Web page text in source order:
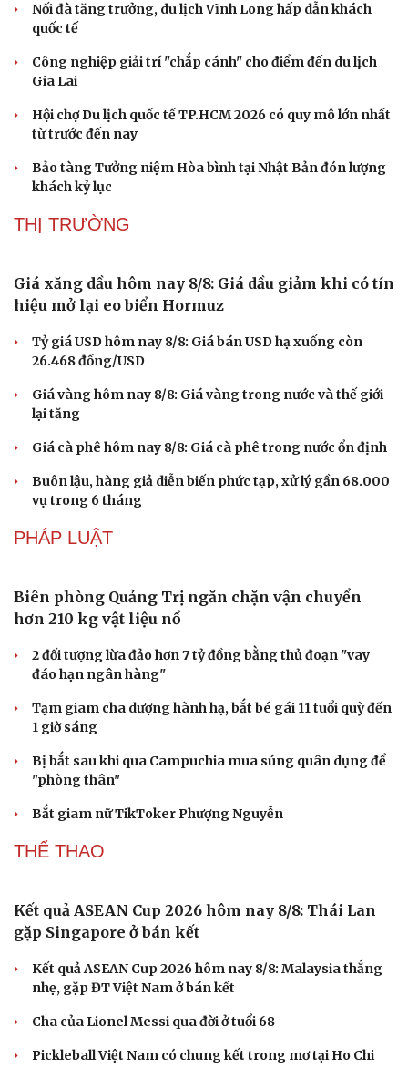
Sân khấu - Điện ảnh
Di sản
Nối đà tăng trưởng, du lịch Vĩnh Long hấp dẫn khách
quốc tế
Công nghiệp giải trí "chắp cánh" cho điểm đến du lịch
Gia Lai
Hội chợ Du lịch quốc tế TP.HCM 2026 có quy mô lớn nhất
từ trước đến nay
Bảo tàng Tưởng niệm Hòa bình tại Nhật Bản đón lượng
khách kỷ lục
THỊ TRƯỜNG
Giá xăng dầu hôm nay 8/8: Giá dầu giảm khi có tín
hiệu mở lại eo biển Hormuz
Tỷ giá USD hôm nay 8/8: Giá bán USD hạ xuống còn
26.468 đồng/USD
Giá vàng hôm nay 8/8: Giá vàng trong nước và thế giới
lại tăng
Giá cà phê hôm nay 8/8: Giá cà phê trong nước ổn định
Buôn lậu, hàng giả diễn biến phức tạp, xử lý gần 68.000
vụ trong 6 tháng
PHÁP LUẬT
Biên phòng Quảng Trị ngăn chặn vận chuyển
hơn 210 kg vật liệu nổ
2 đối tượng lừa đảo hơn 7 tỷ đồng bằng thủ đoạn "vay
đáo hạn ngân hàng"
Tạm giam cha dượng hành hạ, bắt bé gái 11 tuổi quỳ đến
1 giờ sáng
Bị bắt sau khi qua Campuchia mua súng quân dụng để
"phòng thân"
Bắt giam nữ TikToker Phượng Nguyễn
THỂ THAO
Kết quả ASEAN Cup 2026 hôm nay 8/8: Thái Lan
gặp Singapore ở bán kết
Kết quả ASEAN Cup 2026 hôm nay 8/8: Malaysia thắng
nhẹ, gặp ĐT Việt Nam ở bán kết
Cha của Lionel Messi qua đời ở tuổi 68
Pickleball Việt Nam có chung kết trong mơ tại Ho Chi